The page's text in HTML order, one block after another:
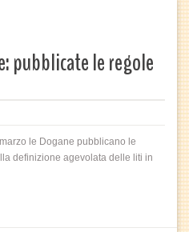
pubblicate le regole
le Dogane pubblicano le
definizione agevolata delle liti in